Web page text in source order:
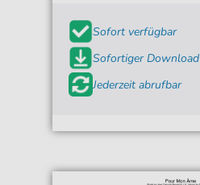
Sofort verfügbar
Sofortiger Download
Jederzeit abrufbar